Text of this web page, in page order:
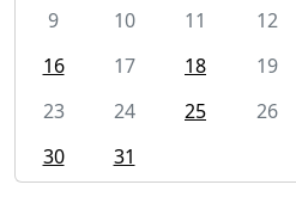
9
10 11 12
16
17 18 19
23
24 25 26
30
31